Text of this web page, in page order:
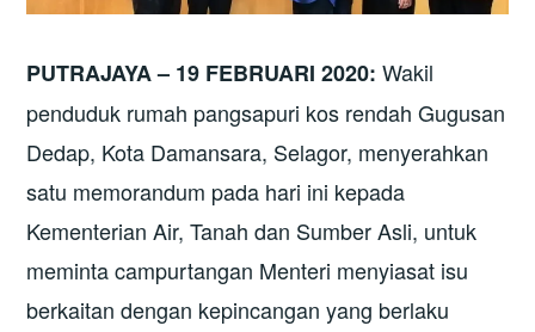
PUTRAJAYA – 19 FEBRUARI 2020: Wakil
penduduk rumah pangsapuri kos rendah Gugusan
Dedap, Kota Damansara, Selagor, menyerahkan
satu memorandum pada hari ini kepada
Kementerian Air, Tanah dan Sumber Asli, untuk
meminta campurtangan Menteri menyiasat isu
berkaitan dengan kepincangan yang berlaku